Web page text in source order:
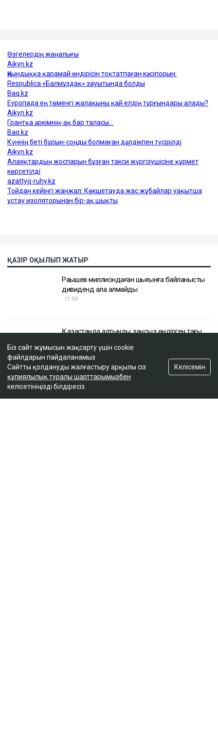
берген. Оның сөзінше, некеде болған кезінде ол
күйеуінің опасыздығына, бақылауына,
психологиялық қысымына және физикалық
агрессиясына тап болған.
Еске салайық, бұрынғы ұлттық экономика министрі
Қуандық Бишімбаев Салтанат Нүкенованы өлтіргені
үшін 24 жылға бас бостандығынан айырылып,
жазасын өтеп жатыр. Бұған дейін ол сыбайлас
жемқорлық ісі бойынша да сотталған.
Достарыңмен бөліс
Қуандық Бишімбаев Назым Қахарман
Біз сайт жұмысын жақсарту үшін cookie
файлдарын пайдаланамыз.
Сайтты қолдануды жалғастыру арқылы сіз
құпиялылық туралы шарттарымызбен
келісетініңізді білдіресіз.
Келісемін